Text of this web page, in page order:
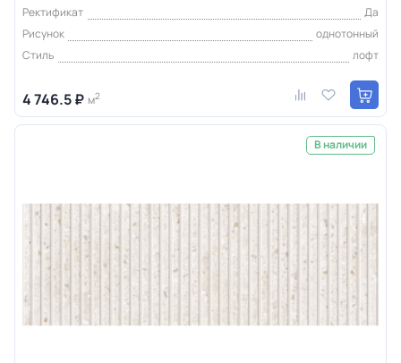
Ректификат
Да
Рисунок
однотонный
Стиль
лофт
4 746.5 ₽ м2
В наличии